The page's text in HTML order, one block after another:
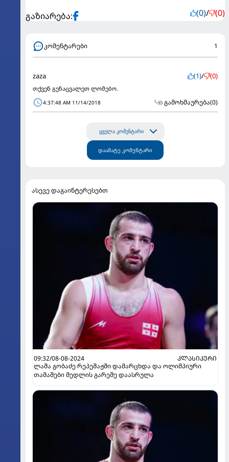
გაზიარება: (0)/ (0)
კომენტარები 1
zaza (1)/ (0)
თქვენ გენაცვალეთ ლომებო.
4:37:48 AM 11/14/2018 გამოხმაურება(0)
ყველა კომენტარი
დაამატე კომენტარი
ასევე დაგაინტერესებთ
09:32/08-08-2024
ᲙᲚᲐᲡᲘᲙᲣᲠᲘ
ლაშა გობაძე რეპეშაჟში დამარცხდა და ოლიმპიური
თამაშები მედლის გარეშე დაასრულა